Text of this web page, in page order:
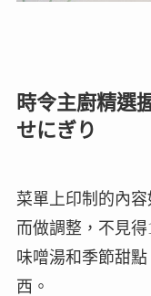
時令主廚精選
せにぎり
菜單上印制的內
而做調整，不見
味噌湯和季節甜
西。